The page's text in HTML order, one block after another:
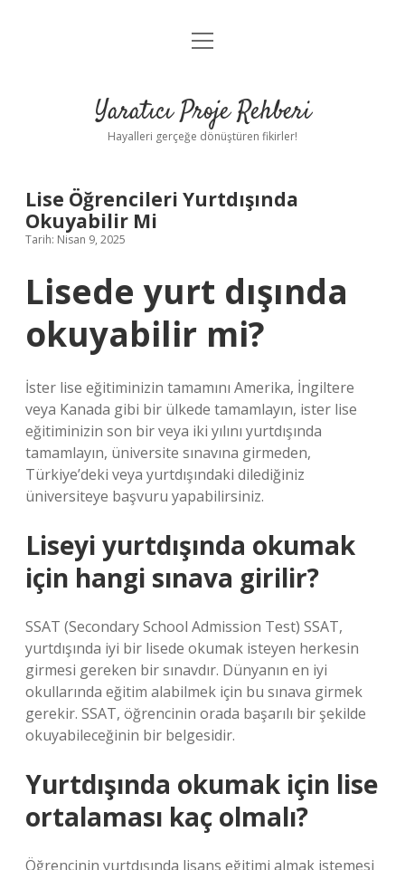
Anasayfa
Yasal Uyarı
menüyü
Yaratıcı Proje Rehberi
Hayalleri gerçeğe dönüştüren fikirler!
Lise Öğrencileri Yurtdışında
Okuyabilir Mi
Tarih: Nisan 9, 2025
Lisede yurt dışında
okuyabilir mi?
İster lise eğitiminizin tamamını Amerika, İngiltere
veya Kanada gibi bir ülkede tamamlayın, ister lise
eğitiminizin son bir veya iki yılını yurtdışında
tamamlayın, üniversite sınavına girmeden,
Türkiye’deki veya yurtdışındaki dilediğiniz
üniversiteye başvuru yapabilirsiniz.
Liseyi yurtdışında okumak
için hangi sınava girilir?
SSAT (Secondary School Admission Test) SSAT,
yurtdışında iyi bir lisede okumak isteyen herkesin
girmesi gereken bir sınavdır. Dünyanın en iyi
okullarında eğitim alabilmek için bu sınava girmek
gerekir. SSAT, öğrencinin orada başarılı bir şekilde
okuyabileceğinin bir belgesidir.
Yurtdışında okumak için lise
ortalaması kaç olmalı?
Öğrencinin yurtdışında lisans eğitimi almak istemesi